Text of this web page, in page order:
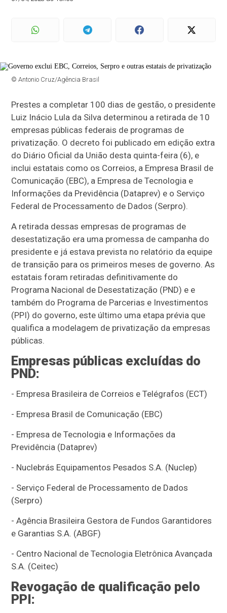
© Antonio Cruz/Agência Brasil
Prestes a completar 100 dias de gestão, o presidente
Luiz Inácio Lula da Silva determinou a retirada de 10
empresas públicas federais de programas de
privatização. O decreto foi publicado em edição extra
do Diário Oficial da União desta quinta-feira (6), e
inclui estatais como os Correios, a Empresa Brasil de
Comunicação (EBC), a Empresa de Tecnologia e
Informações da Previdência (Dataprev) e o Serviço
Federal de Processamento de Dados (Serpro).
A retirada dessas empresas de programas de
desestatização era uma promessa de campanha do
presidente e já estava prevista no relatório da equipe
de transição para os primeiros meses de governo. As
estatais foram retiradas definitivamente do
Programa Nacional de Desestatização (PND) e e
também do Programa de Parcerias e Investimentos
(PPI) do governo, este último uma etapa prévia que
qualifica a modelagem de privatização da empresas
públicas.
Empresas públicas excluídas do
PND:
- Empresa Brasileira de Correios e Telégrafos (ECT)
- Empresa Brasil de Comunicação (EBC)
- Empresa de Tecnologia e Informações da
Previdência (Dataprev)
- Nuclebrás Equipamentos Pesados S.A. (Nuclep)
- Serviço Federal de Processamento de Dados
(Serpro)
- Agência Brasileira Gestora de Fundos Garantidores
e Garantias S.A. (ABGF)
- Centro Nacional de Tecnologia Eletrônica Avançada
S.A. (Ceitec)
Revogação de qualificação pelo
PPI: